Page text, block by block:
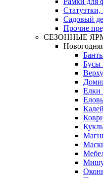
Садовый
Прочие
СЕЗОННЫЕ
Бусы
Елки